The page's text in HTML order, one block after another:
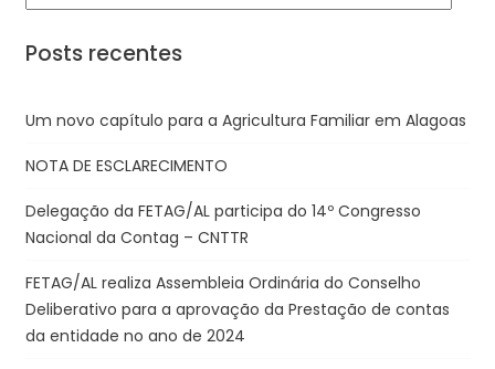
Posts recentes
Um novo capítulo para a Agricultura Familiar em Alagoas
NOTA DE ESCLARECIMENTO
Delegação da FETAG/AL participa do 14º Congresso
Nacional da Contag – CNTTR
FETAG/AL realiza Assembleia Ordinária do Conselho
Deliberativo para a aprovação da Prestação de contas
da entidade no ano de 2024